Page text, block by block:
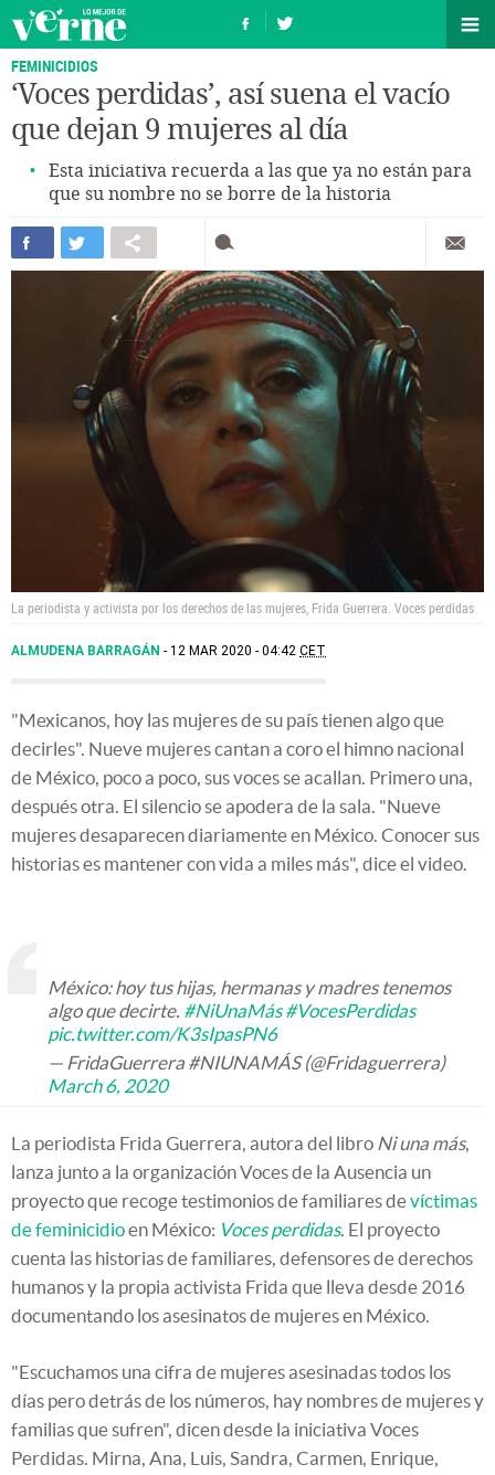
FEMINICIDIOS
‘Voces perdidas’, así suena el vacío
que dejan 9 mujeres al día
Esta iniciativa recuerda a las que ya no están para
que su nombre no se borre de la historia
La periodista y activista por los derechos de las mujeres, Frida Guerrera. Voces perdidas
ALMUDENA BARRAGÁN 12 MAR 2020 - 04:42 CET
"Mexicanos, hoy las mujeres de su país tienen algo que
decirles". Nueve mujeres cantan a coro el himno nacional
de México, poco a poco, sus voces se acallan. Primero una,
después otra. El silencio se apodera de la sala. "Nueve
mujeres desaparecen diariamente en México. Conocer sus
historias es mantener con vida a miles más", dice el video.
México: hoy tus hijas, hermanas y madres tenemos
algo que decirte. #NiUnaMás #VocesPerdidas
pic.twitter.com/K3sIpasPN6
— FridaGuerrera #NIUNAMÁS (@Fridaguerrera)
March 6, 2020
La periodista Frida Guerrera, autora del libro Ni una más,
lanza junto a la organización Voces de la Ausencia un
proyecto que recoge testimonios de familiares devíctimas
de feminicidioen México: Voces perdidas. El proyecto
cuenta las historias de familiares, defensores de derechos
humanos y la propia activista Frida que lleva desde 2016
documentando los asesinatos de mujeres en México.
"Escuchamos una cifra de mujeres asesinadas todos los
días pero detrás de los números, hay nombres de mujeres y
familias que sufren", dicen desde la iniciativa Voces
Perdidas. Mirna, Ana, Luis, Sandra, Carmen, Enrique,